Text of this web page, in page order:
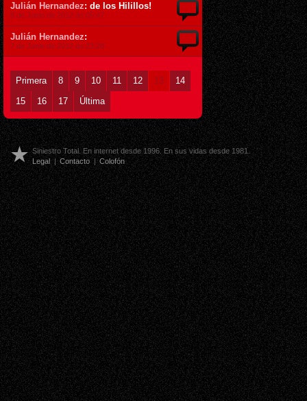
Julián Hernandez: de los Hilillos!
8 de Junio de 2012 ás 05:47
Julián Hernandez:
7 de Junio de 2012 ás 23:28
Primera 8 9 10 11 12 13
14
15
16 17 Última
Siniestro Total. En internet desde 1996. En sus vidas desde 1981.
Legal | Contacto | Colofón